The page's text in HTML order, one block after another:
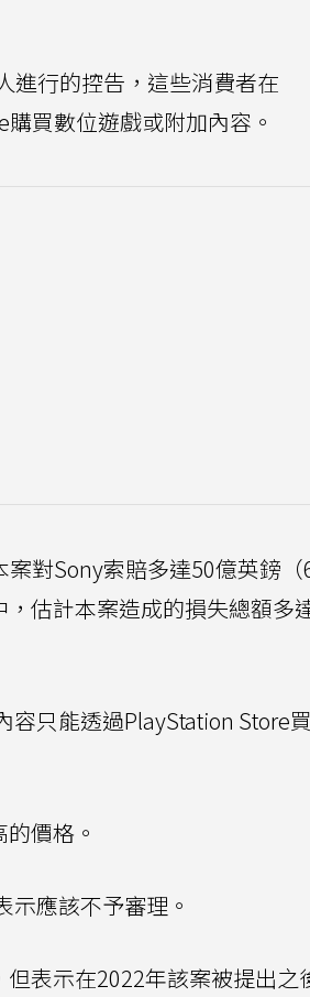
進行的控告，這些消費者在
買數位遊戲或附加內容。
對Sony索賠多達50億英鎊（
估計本案造成的損失總額多
只能透過PlayStation Store
價格。
應該不予審理。
表示在2022年該案被提出之